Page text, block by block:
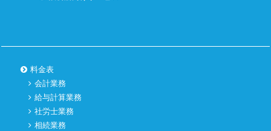
料金表
会計業務
給与計算業務
社労士業務
相続業務